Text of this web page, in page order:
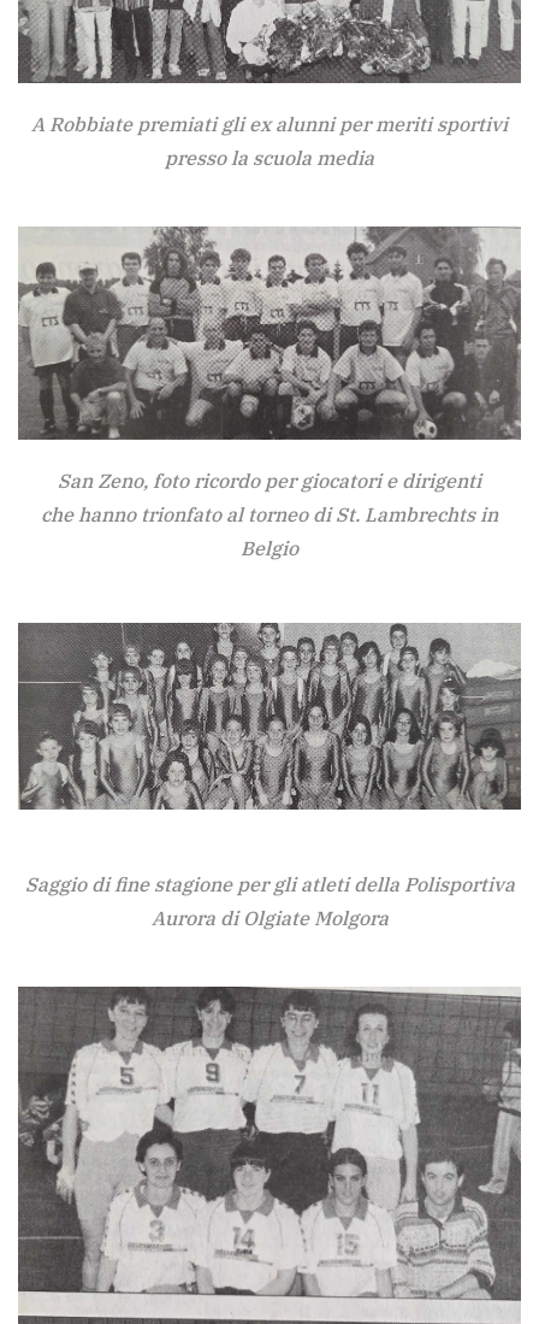
A Robbiate premiati gli ex alunni per meriti sportivi
presso la scuola media
San Zeno, foto ricordo per giocatori e dirigenti
che hanno trionfato al torneo di St. Lambrechts in
Belgio
Saggio di fine stagione per gli atleti della Polisportiva
Aurora di Olgiate Molgora